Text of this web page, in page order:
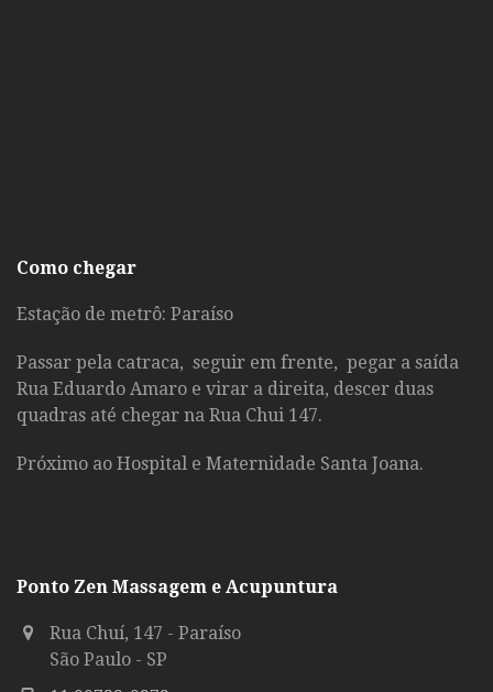
Como chegar
Estação de metrô: Paraíso
Passar pela catraca, seguir em frente, pegar a saída
Rua Eduardo Amaro e virar a direita, descer duas
quadras até chegar na Rua Chui 147.
Próximo ao Hospital e Maternidade Santa Joana.
Ponto Zen Massagem e Acupuntura
Rua Chuí, 147 - Paraíso
São Paulo - SP